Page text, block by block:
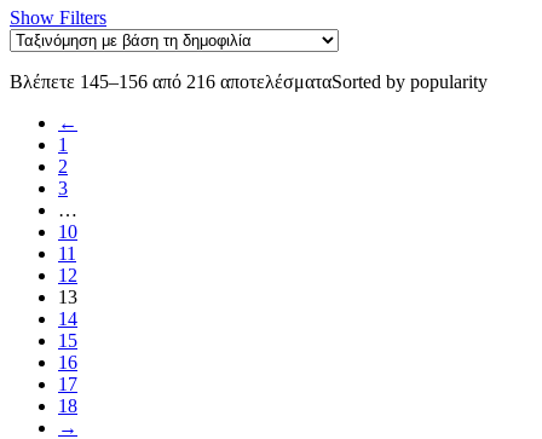
Show Filters
Βλέπετε 145–156 από 216 αποτελέσματαSorted by popularity
←
1
2
3
…
10
11
12
13
14
15
16
17
18
→